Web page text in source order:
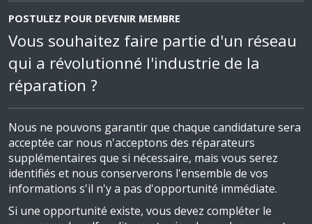
POSTULEZ POUR DEVENIR MEMBRE
Vous souhaitez faire partie d'un réseau
qui a révolutionné l'industrie de la
réparation ?
Nous ne pouvons garantir que chaque candidature sera
acceptée car nous n'acceptons des réparateurs
supplémentaires que si nécessaire, mais vous serez
identifiés et nous conserverons l'ensemble de vos
informations s'il n'y a pas d'opportunité immédiate.
Si une opportunité existe, vous devez compléter le